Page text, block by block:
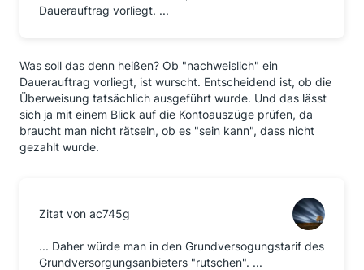
Dauerauftrag vorliegt. ...
Was soll das denn heißen? Ob "nachweislich" ein
Dauerauftrag vorliegt, ist wurscht. Entscheidend ist, ob die
Überweisung tatsächlich ausgeführt wurde. Und das lässt
sich ja mit einem Blick auf die Kontoauszüge prüfen, da
braucht man nicht rätseln, ob es "sein kann", dass nicht
gezahlt wurde.
Zitat von ac745g
... Daher würde man in den Grundversogungstarif des
Grundversorgungsanbieters "rutschen". ...